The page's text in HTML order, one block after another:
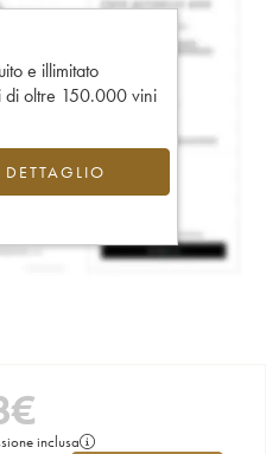
e illimitato
di oltre 150.000 vini
€
inclusa